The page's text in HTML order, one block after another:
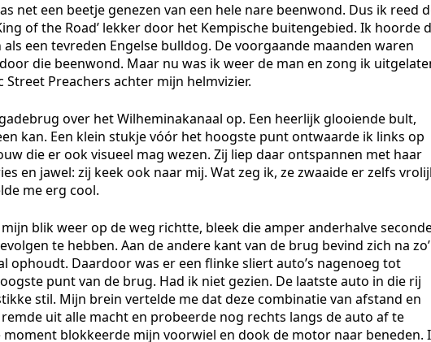
net een beetje genezen van een hele nare beenwond. Dus ik reed
of the Road’ lekker door het Kempische buitengebied. Ik hoorde
een tevreden Engelse bulldog. De voorgaande maanden waren
die beenwond. Maar nu was ik weer de man en zong ik
Street Preachers achter mijn helmvizier.
over het Wilheminakanaal op. Een heerlijk glooiende bult,
kan. Een klein stukje vóór het hoogste punt ontwaarde ik links op
die er ook visueel mag wezen. Zij liep daar ontspannen met haar
en jawel: zij keek ook naar mij. Wat zeg ik, ze zwaaide er zelfs
me erg cool.
blik weer op de weg richtte, bleek die amper anderhalve
te hebben. Aan de andere kant van de brug bevind zich na
ophoudt. Daardoor was er een flinke sliert auto’s nagenoeg tot
punt van de brug. Had ik niet gezien. De laatste auto in die rij
stil. Mijn brein vertelde me dat deze combinatie van afstand en
uit alle macht en probeerde nog rechts langs de auto af te
blokkeerde mijn voorwiel en dook de motor naar beneden.